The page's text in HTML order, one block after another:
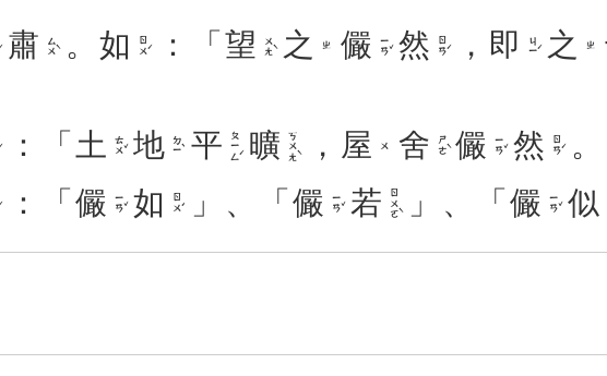
肅 ㄙㄨˋ 。 如 ㄖㄨˊ ：「 望 ㄨㄤˋ 之 ㄓ 儼 ㄧㄢˇ 然 ㄖㄢˊ ， 即 ㄐㄧˊ 之 ㄓ
：「 土 ㄊㄨˇ 地 ㄉㄧˋ 平 ㄆㄧㄥˊ 曠 ㄎㄨㄤˋ ， 屋 ㄨ 舍 ㄕㄜˋ 儼 ㄧㄢˇ 然 ㄖㄢˊ
：「 儼 ㄧㄢˇ 如 ㄖㄨˊ 」、「 儼 ㄧㄢˇ 若 ㄖㄨㄛˋ 」、「 儼 ㄧㄢˇ 似